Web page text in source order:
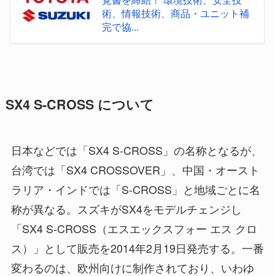
術、情報技術、商品・ユニット補
完で協...
SX4 S-CROSS について
日本などでは「SX4 S-CROSS」の名称となるが、
台湾では「SX4 CROSSOVER」、中国・オースト
ラリア・インドでは「S-CROSS」と地域ごとに名
称が異なる。スズキがSX4をモデルチェンジし
「SX4 S-CROSS（エスエックスフォー エス クロ
ス）」として販売を2014年2月19日発売する。一番
変わるのは、欧州向けに制作されており、いわゆ